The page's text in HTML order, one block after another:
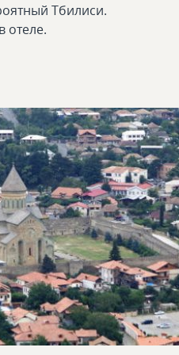
Тбилиси.
отеле.